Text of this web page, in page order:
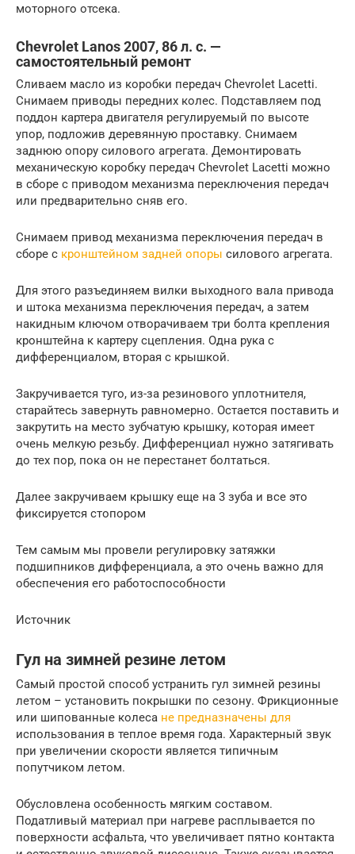
моторного отсека.
Chevrolet Lanos 2007, 86 л. с. —
самостоятельный ремонт
Сливаем масло из коробки передач Chevrolet Lacetti.
Снимаем приводы передних колес. Подставляем под
поддон картера двигателя регулируемый по высоте
упор, подложив деревянную проставку. Снимаем
заднюю опору силового агрегата. Демонтировать
механическую коробку передач Chevrolet Lacetti можно
в сборе с приводом механизма переключения передач
или предварительно сняв его.
Снимаем привод механизма переключения передач в
сборе с кронштейном задней опоры силового агрегата.
Для этого разъединяем вилки выходного вала привода
и штока механизма переключения передач, а затем
накидным ключом отворачиваем три болта крепления
кронштейна к картеру сцепления. Одна рука с
дифференциалом, вторая с крышкой.
Закручивается туго, из-за резинового уплотнителя,
старайтесь завернуть равномерно. Остается поставить и
закрутить на место зубчатую крышку, которая имеет
очень мелкую резьбу. Дифференциал нужно затягивать
до тех пор, пока он не перестанет болтаться.
Далее закручиваем крышку еще на 3 зуба и все это
фиксируется стопором
Тем самым мы провели регулировку затяжки
подшипников дифференциала, а это очень важно для
обеспечения его работоспособности
Источник
Гул на зимней резине летом
Самый простой способ устранить гул зимней резины
летом – установить покрышки по сезону. Фрикционные
или шипованные колеса не предназначены для
использования в теплое время года. Характерный звук
при увеличении скорости является типичным
попутчиком летом.
Обусловлена особенность мягким составом.
Податливый материал при нагреве расплывается по
поверхности асфальта, что увеличивает пятно контакта